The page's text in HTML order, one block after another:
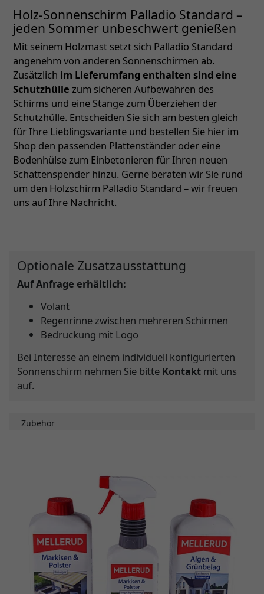
Holz-Sonnenschirm Palladio Standard –
jeden Sommer unbeschwert genießen
Mit seinem Holzmast setzt sich Palladio Standard
angenehm von anderen Sonnenschirmen ab.
Zusätzlich im Lieferumfang enthalten sind eine
Schutzhülle zum sicheren Aufbewahren des
Schirms und eine Stange zum Überziehen der
Schutzhülle. Entscheiden Sie sich am besten gleich
für Ihre Lieblingsvariante und bestellen Sie hier im
Shop den passenden Plattenständer oder eine
Bodenhülse zum Einbetonieren für Ihren neuen
Schattenspender hinzu. Gerne beraten wir Sie rund
um den Holzschirm Palladio Standard – wir freuen
uns auf Ihre Nachricht.
Optionale Zusatzausstattung
Auf Anfrage erhältlich:
Volant
Regenrinne zwischen mehreren Schirmen
Bedruckung mit Logo
Bei Interesse an einem individuell konfigurierten
Sonnenschirm nehmen Sie bitte Kontakt mit uns
auf.
Zubehör